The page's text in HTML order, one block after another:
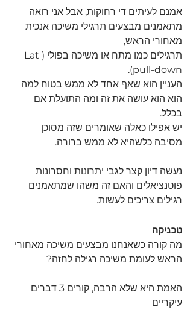
אמנם לעיתים די רחוקות, אבל אני רואה
מתאמנים מבצעים תרגילי משיכה אנכית
מאחורי הראש,
תרגילים כמו מתח או משיכה בפולי (Lat
pull-down).
העניין הוא שאף אחד לא ממש בטוח למה
הוא הוא עושה את זה ומה התועלת אם
בכלל.
יש אפילו כאלה שאומרים שזה מסוכן
מסיבה כלשהיא לא ממש ברורה.
נעשה דיון קצר לגבי יתרונות וחסרונות
פוטנציאלים והאם זה משהו שמתאמנים
רגילים צריכים לעשות.
טכניקה
מה קורה כשאנחנו מבצעים משיכה מאחורי
הראש לעומת משיכה רגילה לחזה?
האמת היא שלא הרבה, קורים 3 דברים
עיקריים